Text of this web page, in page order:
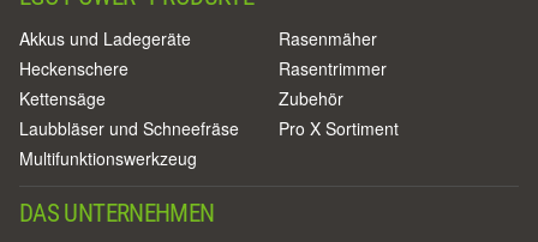
Akkus und Ladegeräte
Heckenschere
Kettensäge
Laubbläser und Schneefräse
Multifunktionswerkzeug
Rasenmäher
Rasentrimmer
Zubehör
Pro X Sortiment
DAS UNTERNEHMEN